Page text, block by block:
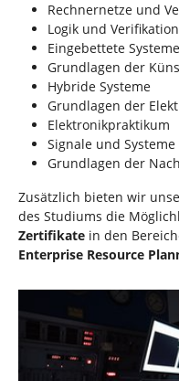
Rechnernetze und
Logik und Verifikation
Eingebettete Systeme
Grundlagen der
Hybride Systeme
Grundlagen der
Elektronikpraktikum
Signale und Systeme
Grundlagen der
Zusätzlich bieten wir
des Studiums die
Zertifikate in den
Enterprise Resource